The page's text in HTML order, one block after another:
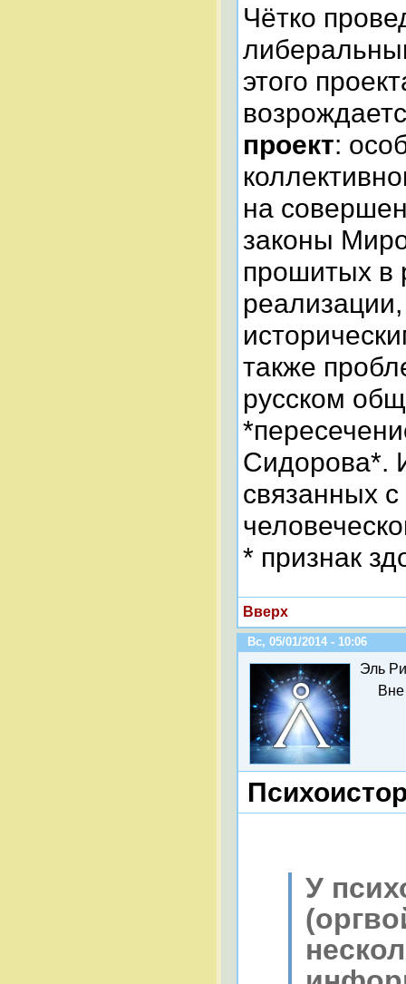
Чётко
этого
проект:
на
законы
прошитых в
также
русском
Сидорова*.
связанных
* признак
Вверх
Вс, 05/01/2014 - 10:06
Эль
Вне
У